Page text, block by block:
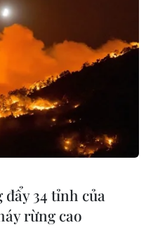
Phúc dự Diễn
Na Uy
rằng hợp tác về kinh
hiệu quả cao, do đó
34 tỉnh của
rừng cao